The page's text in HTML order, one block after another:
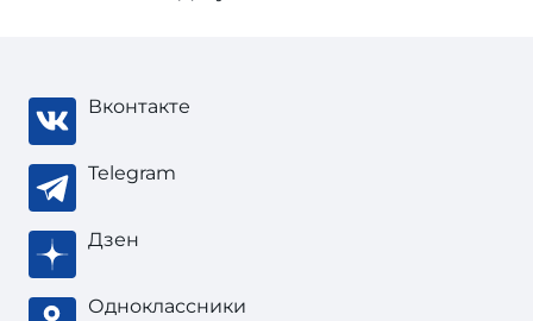
Вконтакте
Telegram
Дзен
Одноклассники